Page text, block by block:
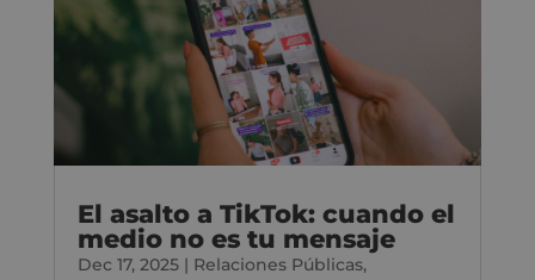
El asalto a TikTok: cuando el
medio no es tu mensaje
Dec 17, 2025| Relaciones Públicas,